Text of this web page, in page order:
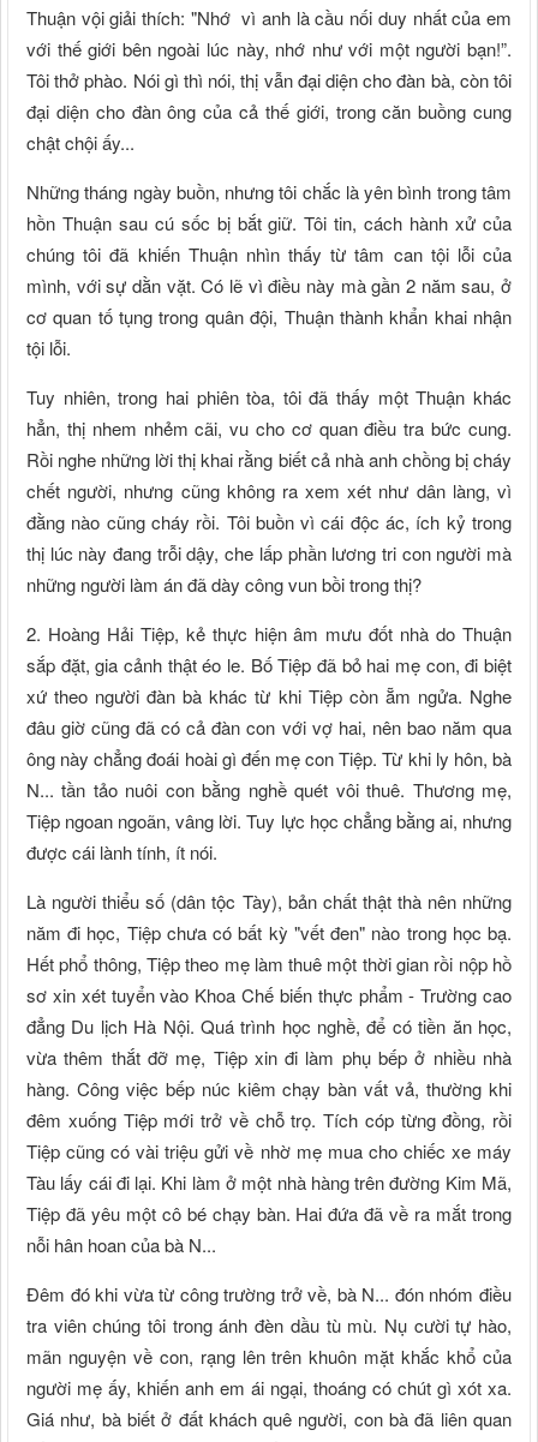
Thuận vội giải thích: "Nhớ vì anh là cầu nối duy nhất của em
với thế giới bên ngoài lúc này, nhớ như với một người bạn!”.
Tôi thở phào. Nói gì thì nói, thị vẫn đại diện cho đàn bà, còn tôi
đại diện cho đàn ông của cả thế giới, trong căn buồng cung
chật chội ấy...
Những tháng ngày buồn, nhưng tôi chắc là yên bình trong tâm
hồn Thuận sau cú sốc bị bắt giữ. Tôi tin, cách hành xử của
chúng tôi đã khiến Thuận nhìn thấy từ tâm can tội lỗi của
mình, với sự dằn vặt. Có lẽ vì điều này mà gần 2 năm sau, ở
cơ quan tố tụng trong quân đội, Thuận thành khẩn khai nhận
tội lỗi.
Tuy nhiên, trong hai phiên tòa, tôi đã thấy một Thuận khác
hẳn, thị nhem nhẻm cãi, vu cho cơ quan điều tra bức cung.
Rồi nghe những lời thị khai rằng biết cả nhà anh chồng bị cháy
chết người, nhưng cũng không ra xem xét như dân làng, vì
đằng nào cũng cháy rồi. Tôi buồn vì cái độc ác, ích kỷ trong
thị lúc này đang trỗi dậy, che lấp phần lương tri con người mà
những người làm án đã dày công vun bồi trong thị?
2. Hoàng Hải Tiệp, kẻ thực hiện âm mưu đốt nhà do Thuận
sắp đặt, gia cảnh thật éo le. Bố Tiệp đã bỏ hai mẹ con, đi biệt
xứ theo người đàn bà khác từ khi Tiệp còn ẵm ngửa. Nghe
đâu giờ cũng đã có cả đàn con với vợ hai, nên bao năm qua
ông này chẳng đoái hoài gì đến mẹ con Tiệp. Từ khi ly hôn, bà
N... tần tảo nuôi con bằng nghề quét vôi thuê. Thương mẹ,
Tiệp ngoan ngoãn, vâng lời. Tuy lực học chẳng bằng ai, nhưng
được cái lành tính, ít nói.
Là người thiểu số (dân tộc Tày), bản chất thật thà nên những
năm đi học, Tiệp chưa có bất kỳ "vết đen" nào trong học bạ.
Hết phổ thông, Tiệp theo mẹ làm thuê một thời gian rồi nộp hồ
sơ xin xét tuyển vào Khoa Chế biến thực phẩm - Trường cao
đẳng Du lịch Hà Nội. Quá trình học nghề, để có tiền ăn học,
vừa thêm thắt đỡ mẹ, Tiệp xin đi làm phụ bếp ở nhiều nhà
hàng. Công việc bếp núc kiêm chạy bàn vất vả, thường khi
đêm xuống Tiệp mới trở về chỗ trọ. Tích cóp từng đồng, rồi
Tiệp cũng có vài triệu gửi về nhờ mẹ mua cho chiếc xe máy
Tàu lấy cái đi lại. Khi làm ở một nhà hàng trên đường Kim Mã,
Tiệp đã yêu một cô bé chạy bàn. Hai đứa đã về ra mắt trong
nỗi hân hoan của bà N...
Đêm đó khi vừa từ công trường trở về, bà N... đón nhóm điều
tra viên chúng tôi trong ánh đèn dầu tù mù. Nụ cười tự hào,
mãn nguyện về con, rạng lên trên khuôn mặt khắc khổ của
người mẹ ấy, khiến anh em ái ngại, thoáng có chút gì xót xa.
Giá như, bà biết ở đất khách quê người, con bà đã liên quan